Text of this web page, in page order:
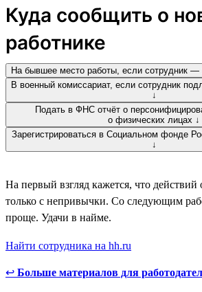
Куда сообщить о
работнике
На бывшее место работы, если сотрудник —
В военный комиссариат, если сотрудник
↓
Подать в ФНС отчёт о
о физических лицах ↓
Зарегистрироваться в Социальном фонде
↓
На первый взгляд кажется, что действий
только с непривычки. Со следующим
проще. Удачи в найме.
Найти сотрудника на hh.ru
↩ Больше материалов для